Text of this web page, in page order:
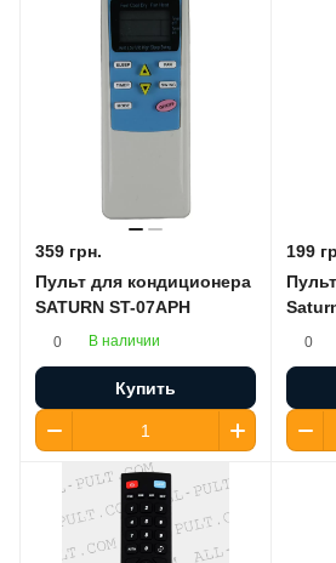
359 грн.
Пульт для кондиционера
SATURN ST-07APH
0 В наличии
Купить
199
0